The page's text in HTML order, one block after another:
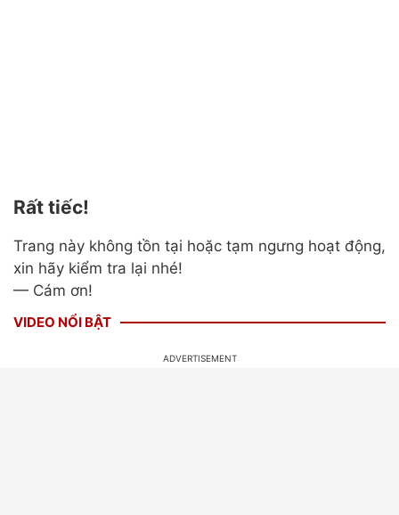
Rất tiếc!
Trang này không tồn tại hoặc tạm ngưng hoạt động,
xin hãy kiểm tra lại nhé!
— Cám ơn!
VIDEO NỔI BẬT